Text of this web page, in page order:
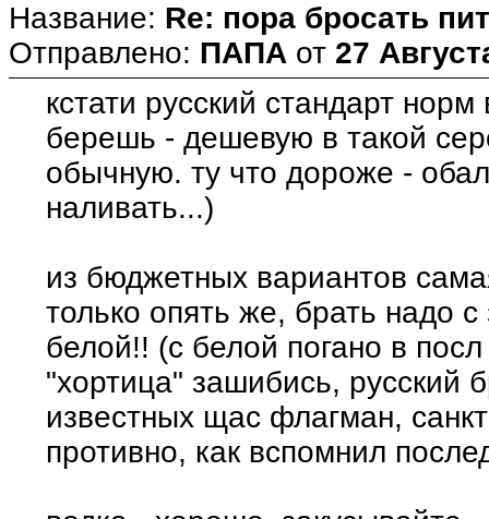
Название: Re: пора бросать
Отправлено: ПАПА от 27
кстати русский стандарт
берешь - дешевую в такой
обычную. ту что дороже -
наливать...)
из бюджетных вариантов
только опять же, брать надо с
белой!! (с белой погано в
"хортица" зашибись, русский
известных щас флагман,
противно, как вспомнил